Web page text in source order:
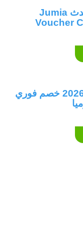
كود خصم جوميا وأحدث Jumia
Voucher
قسيمة شراء جوميا 2026 خصم فوري